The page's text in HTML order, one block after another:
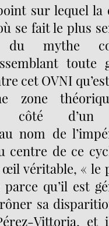
sur lequel
se fait le plus
du mythe
toute
cet OVNI
zone
côté d’un
nom de
centre de ce
véritable, « le
parce qu’il est
sa
Vittoria, et